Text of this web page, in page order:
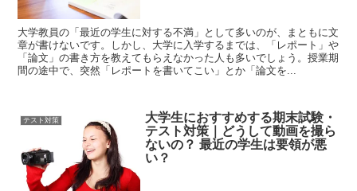
大学教員の「最近の学生に対する不満」として多いのが、まともに文
章が書けないです。しかし、大学に入学するまでは、「レポート」や
「論文」の書き方を教えてもらえなかった人も多いでしょう。授業期
間の途中で、突然「レポートを書いてこい」とか「論文を...
テスト対策
大学生におすすめする期末試験・
テスト対策｜どうして動画を撮ら
ないの？ 最近の学生は要領が悪
い？